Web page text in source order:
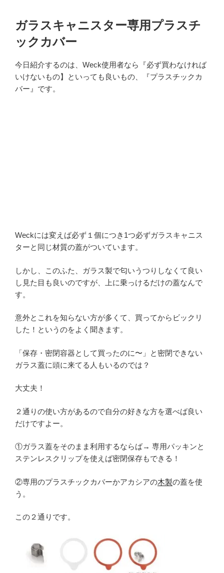
ガラスキャニスター専用プラスチ
ックカバー
今日紹介するのは、Weck使用者なら『必ず買わなければ
いけないもの】といっても良いもの、『プラスチックカ
バー』です。
Weckには変えば必ず１個につき1つ必ずガラスキャニス
ターと同じ材質の蓋がついています。
しかし、このふた、ガラス製で匂いうつりしなくて良い
し見た目も良いのですが、上に乗っけるだけの蓋なんで
す。
意外とこれを知らない方が多くて、買ってからビックリ
した！というのをよく聞きます。
「保存・密閉容器として買ったのに〜」と密閉できない
ガラス蓋に頭に来てる人もいるのでは？
大丈夫！
２通りの使い方があるので自分の好きな方を選べば良い
だけですよー。
①ガラス蓋をそのまま利用するならば→ 専用パッキンと
ステンレスクリップを使えば密閉保存もできる！
②専用のプラスチックカバーかアカシアの木製の蓋を使
う。
この２通りです。